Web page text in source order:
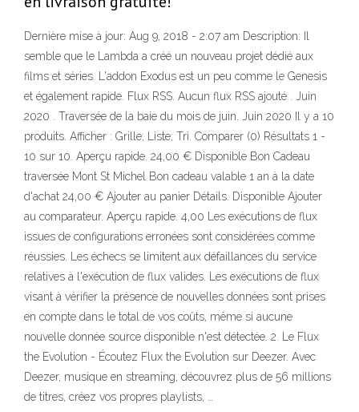
Dernière mise à jour: Aug 9, 2018 - 2:07 am Description: Il
semble que le Lambda a créé un nouveau projet dédié aux
films et séries. L'addon Exodus est un peu comme le Genesis
et également rapide. Flux RSS. Aucun flux RSS ajouté . Juin
2020 . Traversée de la baie du mois de juin. Juin 2020 Il y a 10
produits. Afficher : Grille; Liste; Tri. Comparer (0) Résultats 1 -
10 sur 10. Aperçu rapide. 24,00 € Disponible Bon Cadeau
traversée Mont St Michel Bon cadeau valable 1 an à la date
d'achat 24,00 € Ajouter au panier Détails. Disponible Ajouter
au comparateur. Aperçu rapide. 4,00 Les exécutions de flux
issues de configurations erronées sont considérées comme
réussies. Les échecs se limitent aux défaillances du service
relatives à l'exécution de flux valides. Les exécutions de flux
visant à vérifier la présence de nouvelles données sont prises
en compte dans le total de vos coûts, même si aucune
nouvelle donnée source disponible n'est détectée. 2. Le Flux
the Evolution - Écoutez Flux the Evolution sur Deezer. Avec
Deezer, musique en streaming, découvrez plus de 56 millions
de titres, créez vos propres playlists, …